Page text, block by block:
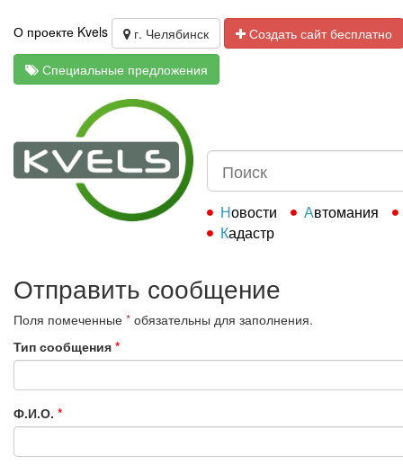
О проекте Kvels г. Челябинск
Создать сайт бесплатно
Специальные предложения
Новости
Автомания
Кадастр
Отправить сообщение
Поля помеченные * обязательны для заполнения.
Тип сообщения *
Ф.И.О. *